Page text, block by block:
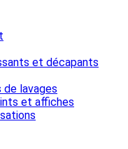
et décapants
lavages
et affiches